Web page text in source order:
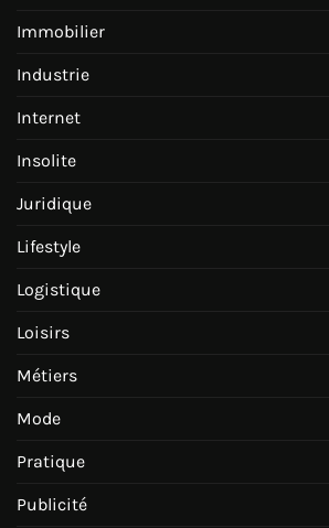
Immobilier
Industrie
Internet
Insolite
Juridique
Lifestyle
Logistique
Loisirs
Métiers
Mode
Pratique
Publicité